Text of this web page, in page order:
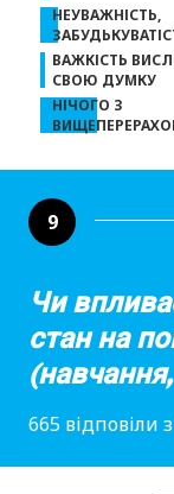
НЕУВАЖНІСТЬ,
ВАЖКІСТЬ
СВОЮ ДУМКУ
НІЧОГО З
9
Чи
стан на
665 відповіли